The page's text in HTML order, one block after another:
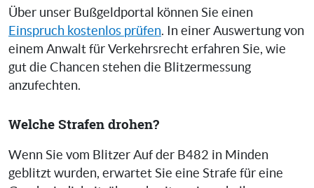
Über unser Bußgeldportal können Sie einen
Einspruch kostenlos prüfen. In einer Auswertung von
einem Anwalt für Verkehrsrecht erfahren Sie, wie
gut die Chancen stehen die Blitzermessung
anzufechten.
Welche Strafen drohen?
Wenn Sie vom Blitzer Auf der B482 in Minden
geblitzt wurden, erwartet Sie eine Strafe für eine